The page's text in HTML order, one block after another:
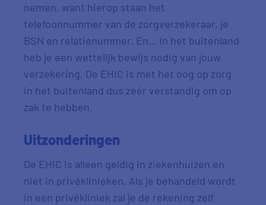
nemen, want hierop staan het
telefoonnummer van de zorgverzekeraar, je
BSN en relatienummer. En… In het buitenland
heb je een wettelijk bewijs nodig van jouw
verzekering. De EHIC is met het oog op zorg
in het buitenland dus zéér verstandig om op
zak te hebben.
Uitzonderingen
De EHIC is alleen geldig in ziekenhuizen en
niet in privéklinieken. Als je behandeld wordt
in een privékliniek zal je de rekening zelf